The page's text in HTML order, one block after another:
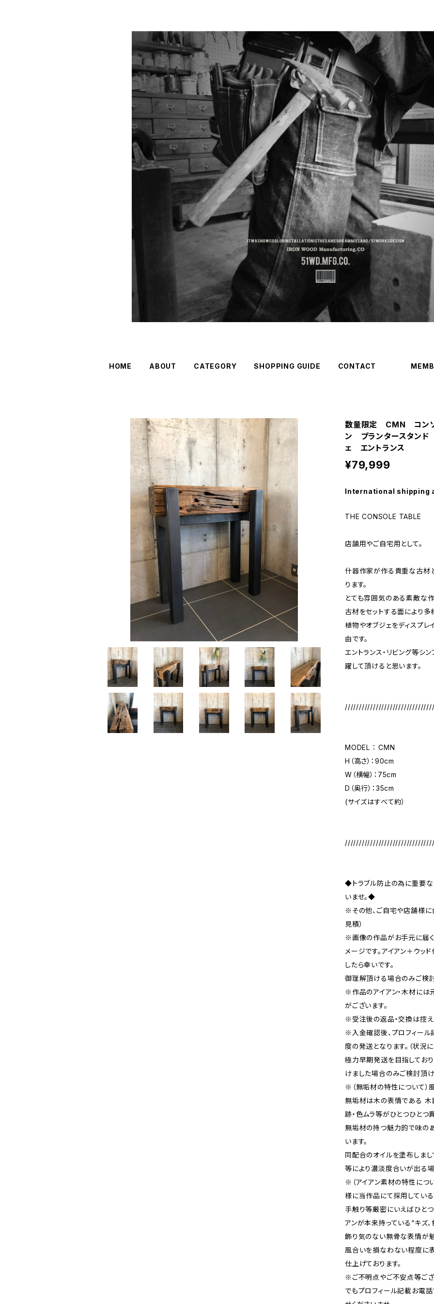
HOME ABOUT CATEGORY SHOPPING GUIDE CONTACT
数量限定 CMN コン
ン プランタースタンド
ェ エントランス
¥79,999
International shipping
THE CONSOLE TABLE
店舗用やご自宅用として。
什器作家が作る貴重な古材
ります。
とても雰囲気のある素敵な作
古材をセットする面により多
植物やオブジェをディスプ
由です。
エントランス・リビング等シ
躍して頂けると思います。
MODEL ： CMN
H（高さ）：90cm
W（横幅）：75cm
D（奥行）：35cm
(サイズはすべて約）
◆トラブル防止の為に重要な
いませ。◆
※その他、ご自宅や店舗様に
見積）
※画像の作品がお手元に届
メージです。アイアン＋ウッ
したら幸いです。
御理解頂ける場合のみご検討
※作品のアイアン・木材には
がございます。
※受注後の返品・交換は控え
※入金確認後、プロフィー
度の発送となります。（状況に
極力早期発送を目指してお
けました場合のみご検討頂け
※（無垢材の特性について）
無垢材は木の表情である 木目
跡・色ムラ等がひとつひとつ
無垢材の持つ魅力的で味の
います。
同配合のオイルを塗布しま
等により濃淡度合いが出る場
※（アイアン素材の特性につ
様に当作品にて採用している
手触り等厳密にいえばひと
アンが本来持っている“キズ
飾り気のない無骨な表情が魅
風合いを損なわない程度に
仕上げております。
※ご不明点やご不安点等ご
でもプロフィール記載お電